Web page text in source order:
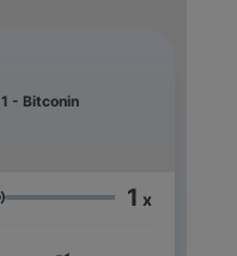
1 - Bitconin
Volumen 1 x